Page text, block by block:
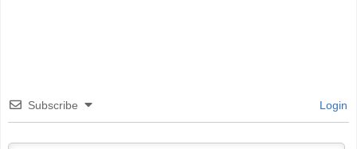
Subscribe Login